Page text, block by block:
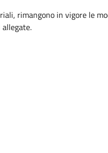
rimangono in vigore le